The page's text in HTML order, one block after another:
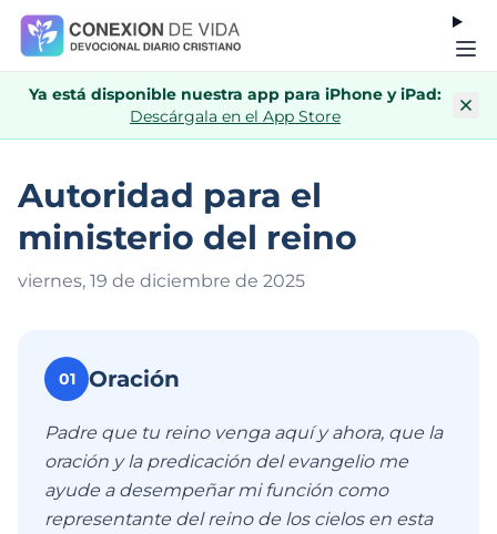
Ya está disponible nuestra app para iPhone y iPad:
Descárgala en el App Store
Autoridad para el
ministerio del reino
viernes, 19 de diciembre de 2025
01 Oración
Padre que tu reino venga aquí y ahora, que la
oración y la predicación del evangelio me
ayude a desempeñar mi función como
representante del reino de los cielos en esta